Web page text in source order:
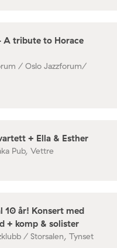
A tribute to Horace
/ Oslo Jazzforum/
+ Ella & Esther
Pub, Vettre
10 år! Konsert med
+ komp & solister
/ Storsalen, Tynset